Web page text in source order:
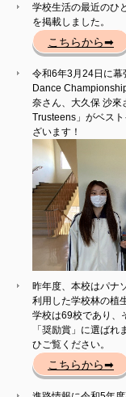
学校生活の最近のひ
を掲載しました。
こちらから➡
令和6年3月24日に
Dance
奈さん、大久保 沙來
Trusteens」がベス
ざいます！
昨年度、本校はパナ
利用した学校林の植
学校は69校であり、
「奨励賞」に選ば
ひご覧ください。
こちらから➡